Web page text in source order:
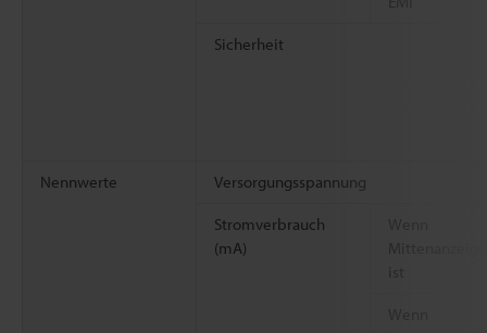
Sicherheit
Nennwerte Versorgungsspannung
Stromverbrauch
(mA)